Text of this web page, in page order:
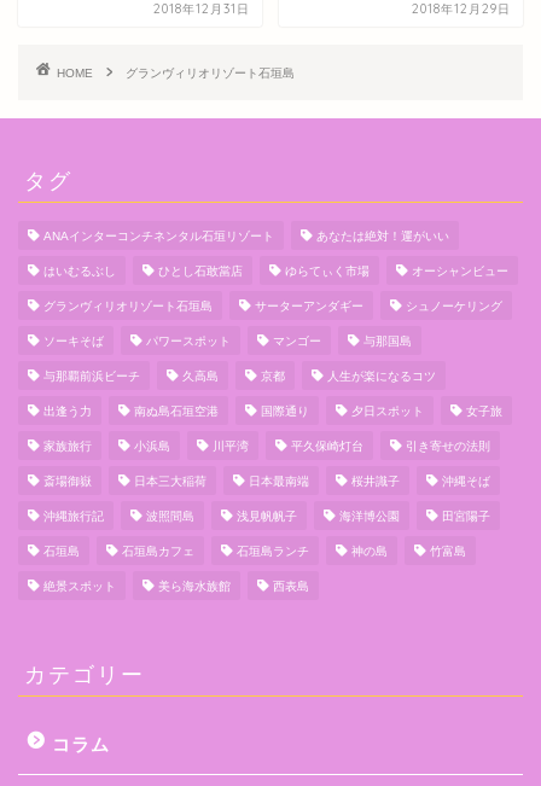
2018年12月31日 2018年12月29日
HOME グランヴィリオリゾート石垣島
タグ
ANAインターコンチネンタル石垣リゾート あなたは絶対！運がいい
はいむるぶし ひとし石敢當店 ゆらてぃく市場 オーシャンビュー
グランヴィリオリゾート石垣島 サーターアンダギー シュノーケリング
ソーキそば パワースポット マンゴー 与那国島
与那覇前浜ビーチ 久高島 京都 人生が楽になるコツ
出逢う力 南ぬ島石垣空港 国際通り 夕日スポット 女子旅
家族旅行 小浜島 川平湾 平久保崎灯台 引き寄せの法則
斎場御嶽 日本三大稲荷 日本最南端 桜井識子 沖縄そば
沖縄旅行記 波照間島 浅見帆帆子 海洋博公園 田宮陽子
石垣島 石垣島カフェ 石垣島ランチ 神の島 竹富島
絶景スポット 美ら海水族館 西表島
カテゴリー
コラム